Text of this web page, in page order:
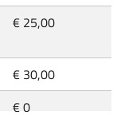
€ 25,00
€ 30,00
€ 0